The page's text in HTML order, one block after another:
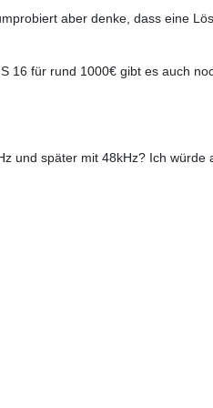
aber denke, dass eine
16 für rund 1000€ gibt es auch
und später mit 48kHz? Ich